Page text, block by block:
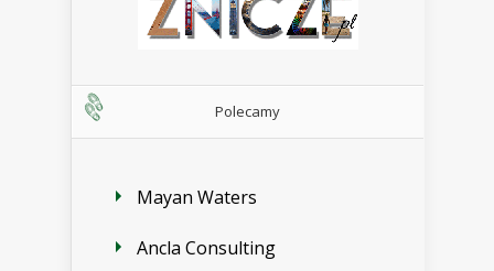
Polecamy
Mayan Waters
Ancla Consulting